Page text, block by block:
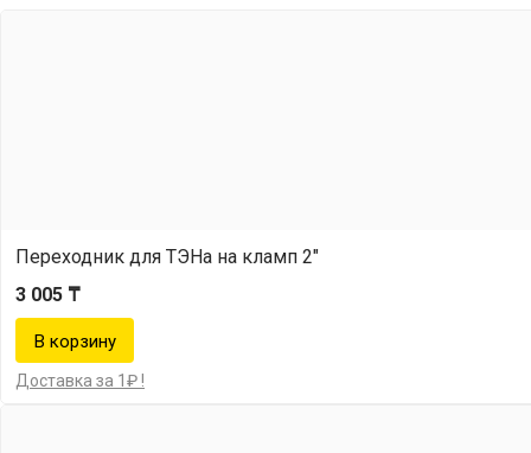
Переходник для ТЭНа на кламп 2"
3 005 ₸
Доставка за 1₽ !